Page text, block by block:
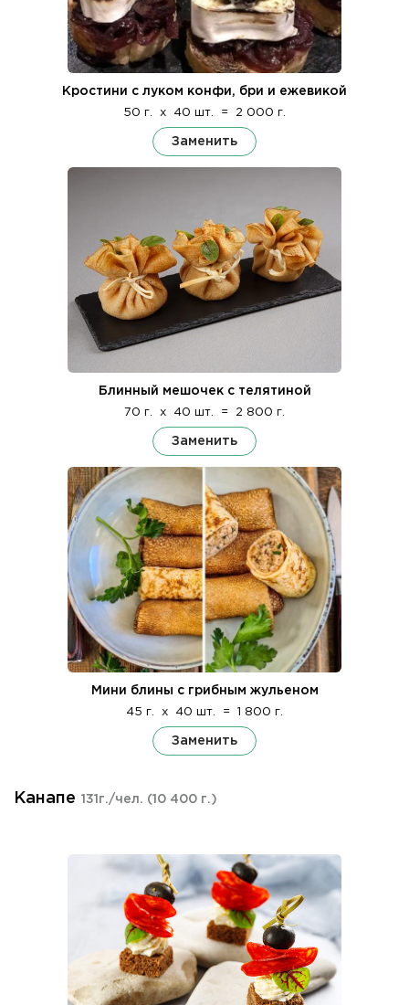
Кростини с луком конфи, бри и ежевикой
50 г. x 40 шт. = 2 000 г.
Заменить
Блинный мешочек с телятиной
70 г. x 40 шт. = 2 800 г.
Заменить
Мини блины с грибным жульеном
45 г. x 40 шт. = 1 800 г.
Заменить
Канапе 131г./чел. (10 400 г.)